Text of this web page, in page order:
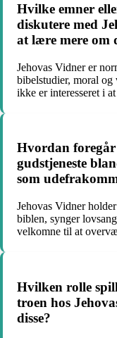
Hvilke emner
diskutere med
at lære mere om
Jehovas Vidner er
bibelstudier, moral og
ikke er interesseret i
Hvordan
gudstjeneste
som
Jehovas Vidner
biblen, synger
velkomne til at
Hvilken rolle
troen hos
disse?